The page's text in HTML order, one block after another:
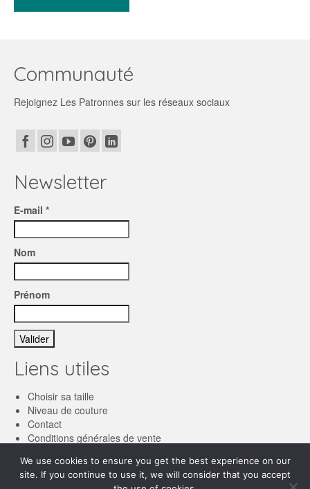
Communauté
Rejoignez Les Patronnes sur les réseaux sociaux
Newsletter
E-mail *
Nom
Prénom
Liens utiles
Choisir sa taille
Niveau de couture
Contact
Conditions générales de vente
We use cookies to ensure you get the best experience on our
site. If you continue to use it, we will consider that you accept